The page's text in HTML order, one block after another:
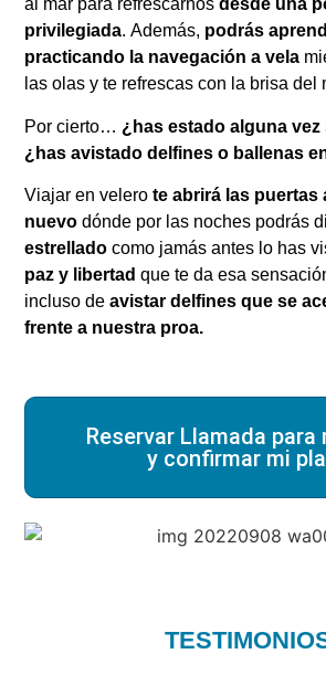
al mar para refrescarnosdesde una
privilegiada. Además, podrás
practicando la navegación a vela
las olas y te refrescas con la brisa del
Por cierto… ¿has estado alguna
¿has avistado delfines o ballenas
Viajar en velero te abrirá las puertas
nuevo dónde por las noches podrás
estrelladocomo jamás antes lo has
paz y libertad que te da esa
incluso deavistar delfines que se
frente a nuestra proa.
Reservar Llamada para
y confirmar mi